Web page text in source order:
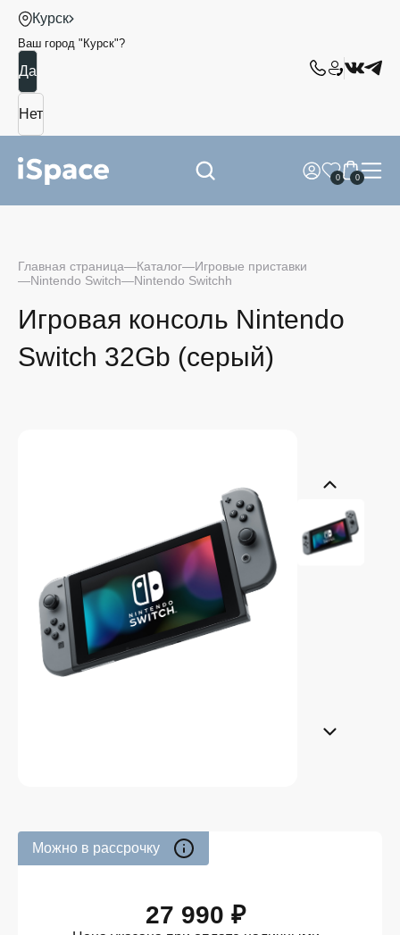
Курск
Ваш город " Курск"?
0 0
Главная страница Каталог
Игровые приставки
Nintendo Switch
Nintendo Switchh
Игровая консоль Nintendo
Switch 32Gb (серый)
Можно в рассрочку
27 990 ₽